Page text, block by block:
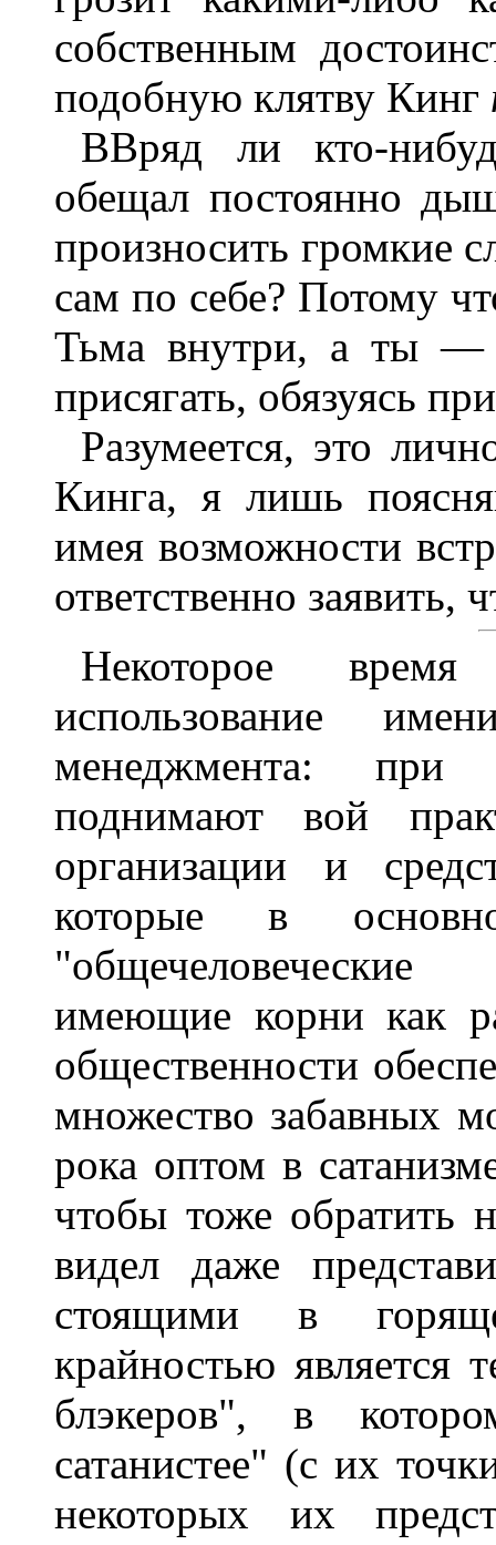
собственным
подобную клятву Кинг
ВВряд ли кто-
обещал постоянно
произносить громкие
сам по себе? Потому
Тьма внутри, а ты —
присягать, обязуясь
Разумеется, это
Кинга, я лишь
имея возможности
ответственно заявить,
Некоторое
использование
менеджмента: при
поднимают вой
организации и
которые в
имеющие корни как
общественности
множество забавных
рока оптом в
чтобы тоже обратить
видел даже
стоящими в
крайностью является
блэкеров", в
сатанистее" (с их
некоторых их